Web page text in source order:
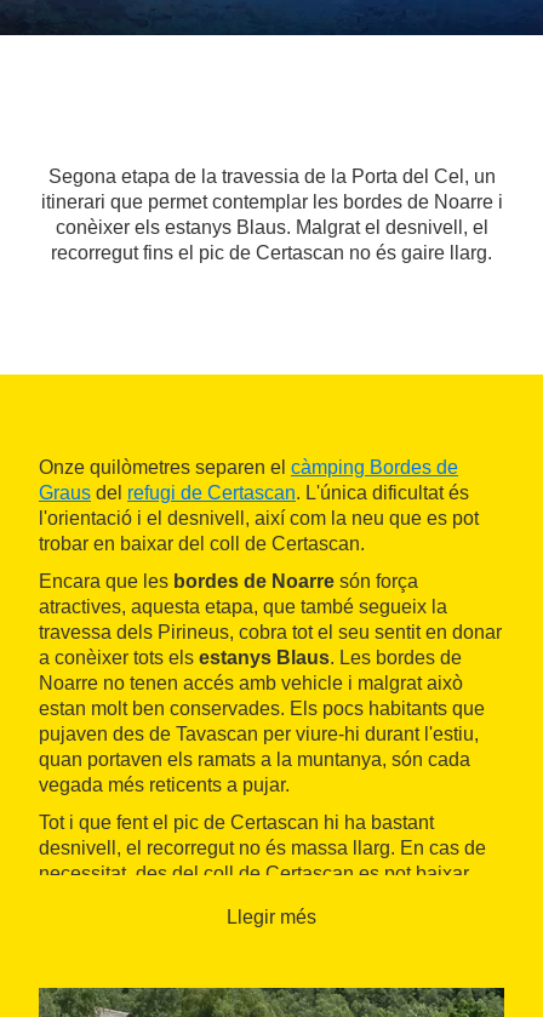
Segona etapa de la travessia de la Porta del Cel, un
itinerari que permet contemplar les bordes de Noarre i
conèixer els estanys Blaus. Malgrat el desnivell, el
recorregut fins el pic de Certascan no és gaire llarg.
Onze quilòmetres separen el càmping Bordes de
Graus del refugi de Certascan. L'única dificultat és
l'orientació i el desnivell, així com la neu que es pot
trobar en baixar del coll de Certascan.
Encara que les bordes de Noarre són força
atractives, aquesta etapa, que també segueix la
travessa dels Pirineus, cobra tot el seu sentit en donar
a conèixer tots els estanys Blaus. Les bordes de
Noarre no tenen accés amb vehicle i malgrat això
estan molt ben conservades. Els pocs habitants que
pujaven des de Tavascan per viure-hi durant l'estiu,
quan portaven els ramats a la muntanya, són cada
vegada més reticents a pujar.
Tot i que fent el pic de Certascan hi ha bastant
desnivell, el recorregut no és massa llarg. En cas de
necessitat, des del coll de Certascan es pot baixar
desnivell, que es fan en una mica més d'una hora.
Llegir més